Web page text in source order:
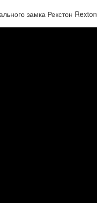
замка Рекстон Rexton